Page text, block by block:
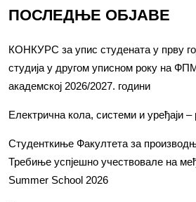
ПОСЛЕДЊЕ ОБЈАВЕ
КОНКУРС за упис студената у прву
студија у другом уписном року на
академској 2026/2027. години
Електрична кола, системи и уређаји –
Студенткиње Факултета за
Требиње успјешно учествовале на
Summer School 2026